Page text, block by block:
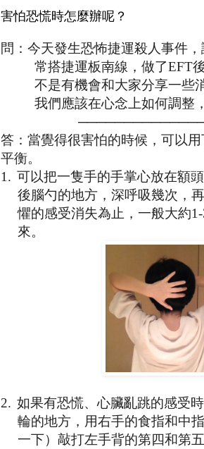
害怕恐慌時怎麼辦呢？
問： 今天發生恐怖捷運殺人事件
常搭捷運板南線，做了EFT
不是有機會和大家分享一些
我們應該在心念上如何調整
答： 當覺得很害怕的時候，可以
平衡。
1. 可以把一隻手的手掌心放在額
後腦勺的地方，深呼吸幾次，
懼的感受消失為止，一般大約
來。
2. 如果有恐慌、心臟亂跳的感受
輪的地方，用右手的食指和中
一下）敲打左手背的第四和第